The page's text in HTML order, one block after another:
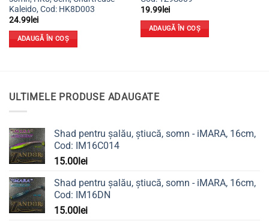
Kaleido, Cod: HK8D003
24.99lei
ADAUGĂ ÎN COȘ
19.99lei
ADAUGĂ ÎN COȘ
ULTIMELE PRODUSE ADAUGATE
Shad pentru șalău, știucă, somn - iMARA, 16cm,
Cod: IM16C014
15.00 lei
Shad pentru șalău, știucă, somn - iMARA, 16cm,
Cod: IM16DN
15.00 lei